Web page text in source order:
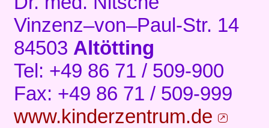
Vinzenz–von–Paul-Str. 14
84503 Altötting
Tel: +49 86 71 / 509-900
Fax: +49 86 71 / 509-999
www.kinderzentrum.de